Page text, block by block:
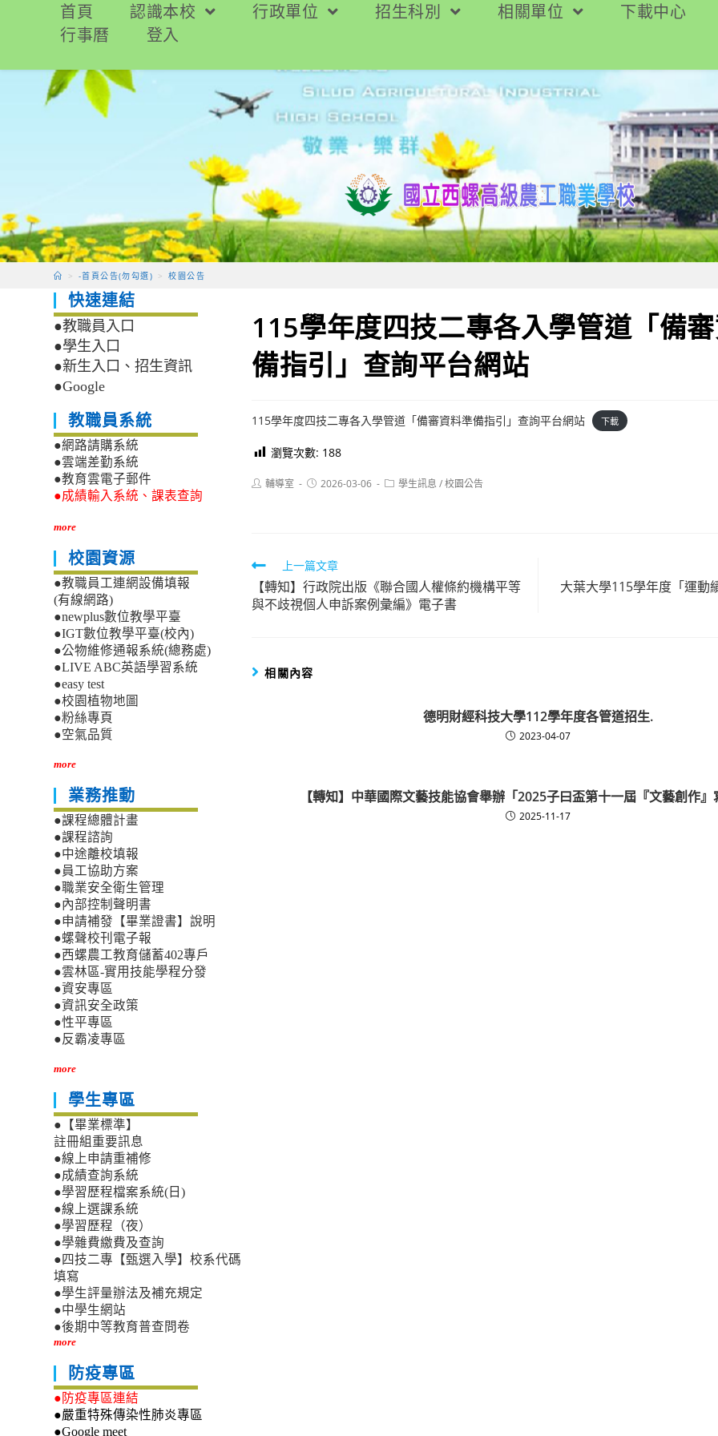
要
首頁 認識本校 行政單位 招生科別 相關單位 下載中心
行事曆
登入
> -首頁公告(勿勾選) > 校園公告
115學年度四技二專各入學管道「備
備指引」查詢平台網站
115學年度四技二專各入學管道「備審資料準備指引」查詢平台網站 下載
瀏覽次數: 188
Post輔導室
Post2026-03-06
Post學生訊息 /校園公告
Read
more
articles
上一篇文章
【轉知】行政院出版《聯合國人權條約機構平等
與不歧視個人申訴案例彙編》電子書
大葉大學115學年度「運動
相關內容
德明財經科技大學112學年度各管道招生.
2023-04-07
【轉知】中華國際文藝技能協會舉辦「2025子曰盃第十一屆『文藝創作』
2025-11-17
快速連結
●教職員入口
●學生入口
●新生入口、招生資訊
●Google
教職員系統
●網路請購系統
●雲端差勤系統
●教育雲電子郵件
●成績輸入系統、課表查詢
more
校園資源
●教職員工連網設備填報
(有線網路)
●newplus數位教學平臺
●IGT數位教學平臺(校內)
●公物維修通報系統(總務處)
●LIVE ABC英語學習系統
●easy test
●校園植物地圖
●粉絲專頁
●空氣品質
more
業務推動
●課程總體計畫
●課程諮詢
●中途離校填報
●員工協助方案
●職業安全衛生管理
●內部控制聲明書
●申請補發【畢業證書】說明
●螺聲校刊電子報
●西螺農工教育儲蓄402專戶
●雲林區-實用技能學程分發
●資安專區
●資訊安全政策
●性平專區
●反霸凌專區
more
學生專區
●【畢業標準】
註冊組重要訊息
●線上申請重補修
●成績查詢系統
●學習歷程檔案系統(日)
●線上選課系統
●學習歷程（夜）
●學雜費繳費及查詢
●四技二專【甄選入學】校系代碼
填寫
●學生評量辦法及補充規定
●中學生網站
●後期中等教育普查問卷
more
防疫專區
●防疫專區連結
●嚴重特殊傳染性肺炎專區
●Google meet